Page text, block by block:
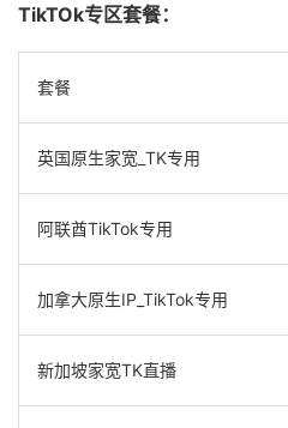
TikTOk专区套餐：
套餐
英国原生家宽_TK专用
阿联酋TikTok专用
加拿大原生IP_TikTok专用
新加坡家宽TK直播